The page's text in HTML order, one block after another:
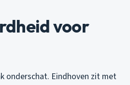
voor
onderschat. Eindhoven zit met